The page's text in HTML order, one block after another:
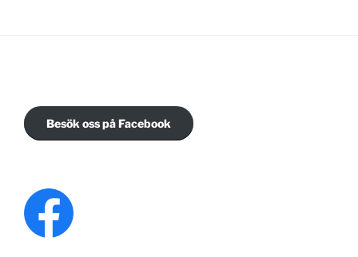
Besök oss på Facebook